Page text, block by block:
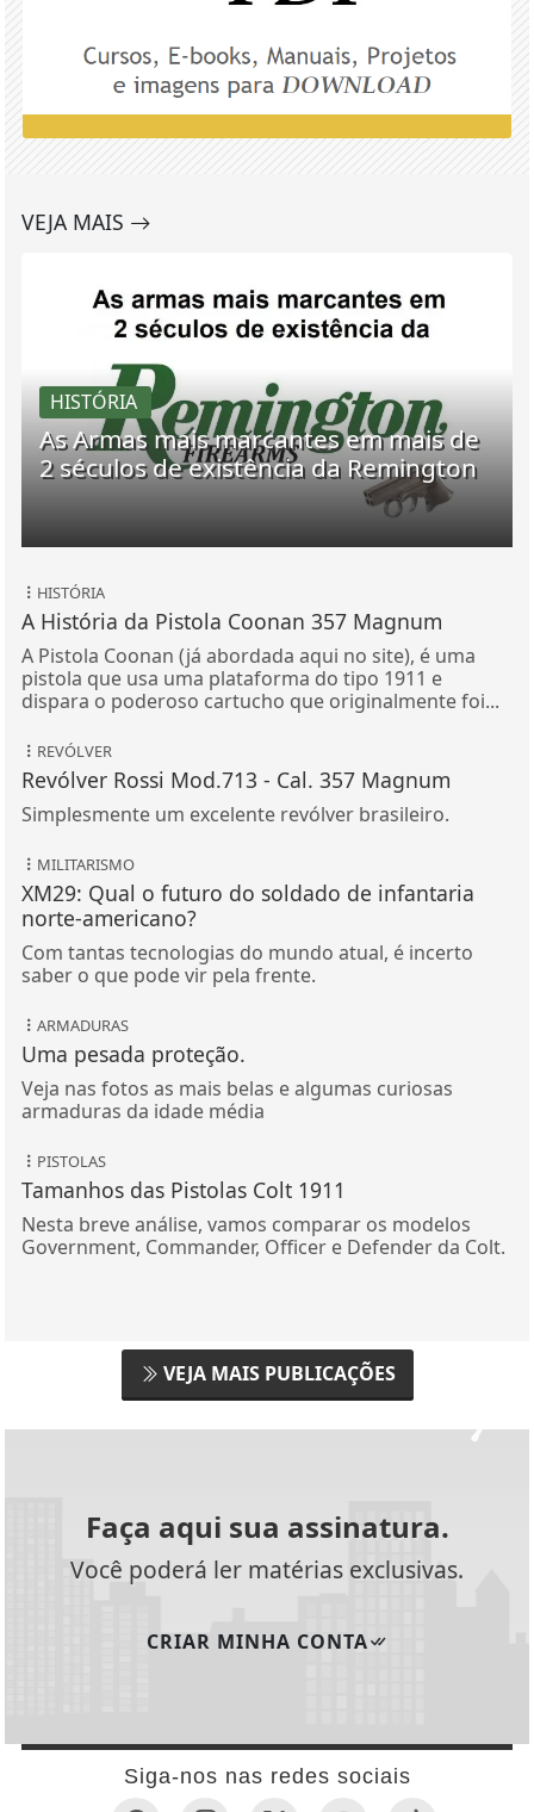
VEJA MAIS
HISTÓRIA
As Armas mais marcantes em mais de
2 séculos de existência da Remington
HISTÓRIA
A História da Pistola Coonan 357 Magnum
A Pistola Coonan (já abordada aqui no site), é uma
pistola que usa uma plataforma do tipo 1911 e
dispara o poderoso cartucho que originalmente foi...
REVÓLVER
Revólver Rossi Mod.713 - Cal. 357 Magnum
Simplesmente um excelente revólver brasileiro.
MILITARISMO
XM29: Qual o futuro do soldado de infantaria
norte-americano?
Com tantas tecnologias do mundo atual, é incerto
saber o que pode vir pela frente.
ARMADURAS
Uma pesada proteção.
Veja nas fotos as mais belas e algumas curiosas
armaduras da idade média
PISTOLAS
Tamanhos das Pistolas Colt 1911
Nesta breve análise, vamos comparar os modelos
Government, Commander, Officer e Defender da Colt.
VEJA MAIS PUBLICAÇÕES
Faça aqui sua assinatura.
Você poderá ler matérias exclusivas.
CRIAR MINHA CONTA
Siga-nos nas redes sociais